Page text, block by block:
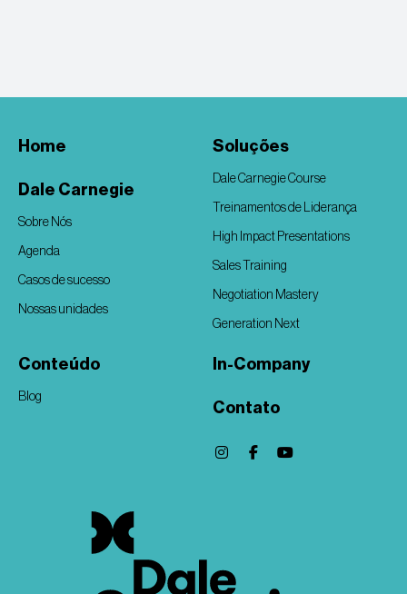
Home
Dale Carnegie
Sobre Nós
Agenda
Casos de sucesso
Nossas unidades
Soluções
Dale Carnegie Course
Treinamentos de Liderança
High Impact Presentations
Sales Training
Negotiation Mastery
Generation Next
Conteúdo
Blog
In-Company
Contato